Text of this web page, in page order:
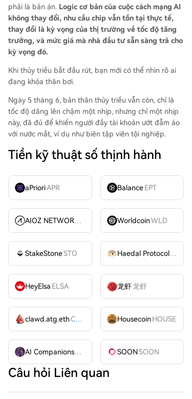
phải là bản án. Logic cơ bản của cuộc cách mạng AI
không thay đổi, nhu cầu chip vẫn tồn tại thực tế,
thay đổi là kỳ vọng của thị trường về tốc độ tăng
trưởng, và mức giá mà nhà đầu tư sẵn sàng trả cho
kỳ vọng đó.
Khi thủy triều bắt đầu rút, bạn mới có thể nhìn rõ ai
đang khỏa thân bơi.
Ngày 5 tháng 6, bản thân thủy triều vẫn còn, chỉ là
tốc độ dâng lên chậm một nhịp, nhưng chỉ một nhịp
này, đã đủ để khiến người đầy tài khoản ướt đẫm áo
với nước mắt, ví dụ như biên tập viên tội nghiệp.
Tiền kỹ thuật số thịnh hành
aPrioriAPR Balance EPT
AIOZ NETWORK INC AIOZ WorldcoinWLD
StakeStoneSTO Haedal Protocol
HeyElsa ELSA 龙虾龙虾
clawd.atg.ethCLAWD Housecoin HOUSE
AI Companions
AIC SOONSOON
Câu hỏi Liên quan